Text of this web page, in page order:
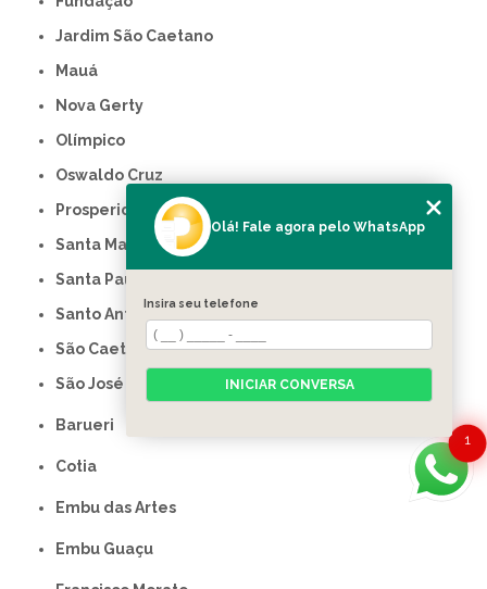
Jardim São Caetano
Mauá
Nova Gerty
Olímpico
Oswaldo Cruz
Prosperidade
Santa Maria
Santa Paula
Santo Antônio
São Caetano do Sul
São José
Barueri
Cotia
Embu das Artes
Embu Guaçu
1
Olá! Fale agora pelo WhatsApp
Insira seu telefone
INICIAR CONVERSA